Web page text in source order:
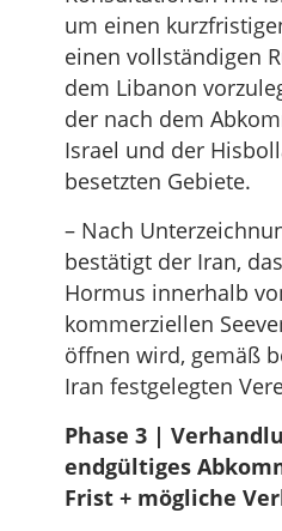
um einen
einen vollständigen
dem Libanon
der nach dem
Israel und der
besetzten Gebiete.
– Nach
bestätigt der Iran,
Hormus innerhalb
kommerziellen
öffnen wird, gemäß
Iran festgelegten
Phase 3 |
endgültiges
Frist + mögliche